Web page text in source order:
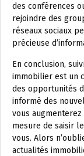
des conférences
rejoindre des
réseaux sociaux
précieuse
En conclusion,
immobilier est un
des opportunités
informé des
vous
mesure de saisir
vous. Alors
actualités